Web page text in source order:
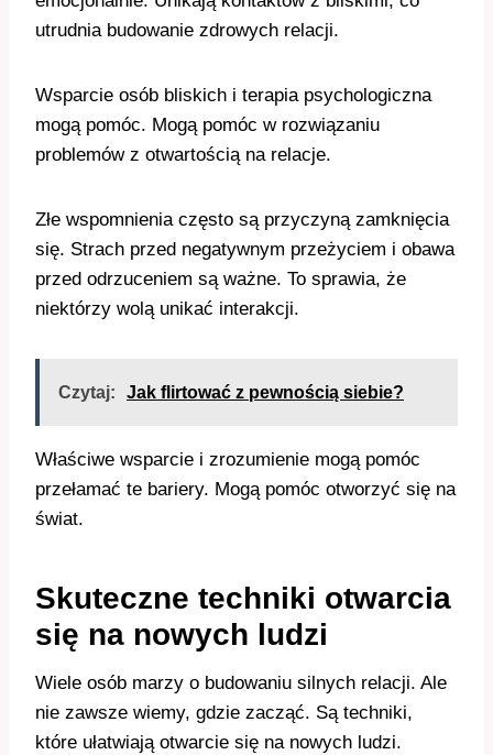
utrudnia budowanie zdrowych relacji.
Wsparcie osób bliskich i terapia psychologiczna
mogą pomóc. Mogą pomóc w rozwiązaniu
problemów z otwartością na relacje.
Złe wspomnienia często są przyczyną zamknięcia
się. Strach przed negatywnym przeżyciem i obawa
przed odrzuceniem są ważne. To sprawia, że
niektórzy wolą unikać interakcji.
Czytaj: Jak flirtować z pewnością siebie?
Właściwe wsparcie i zrozumienie mogą pomóc
przełamać te bariery. Mogą pomóc otworzyć się na
świat.
Skuteczne techniki otwarcia
się na nowych ludzi
Wiele osób marzy o budowaniu silnych relacji. Ale
nie zawsze wiemy, gdzie zacząć. Są techniki,
które ułatwiają otwarcie się na nowych ludzi.